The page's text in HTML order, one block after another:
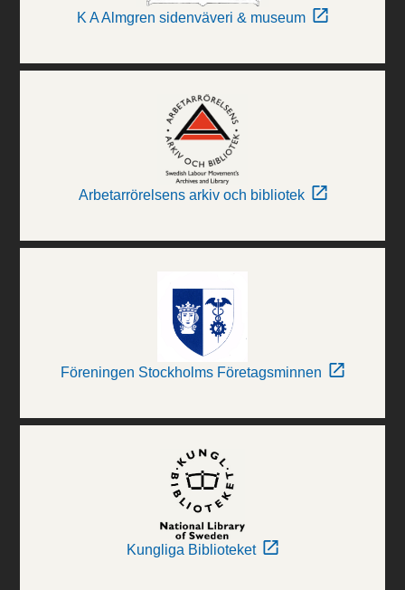
K A Almgren sidenväveri & museum
Arbetarrörelsens arkiv och bibliotek
Föreningen Stockholms Företagsminnen
Kungliga Biblioteket